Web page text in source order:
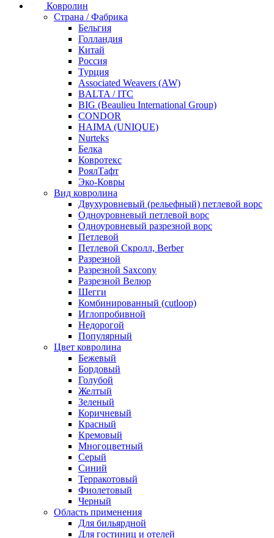
Ковролин
Страна / Фабрика
Бельгия
Голландия
Китай
Россия
Турция
Associated Weavers (AW)
BALTA / ITC
BIG (Beaulieu International Group)
CONDOR
HAIMA (UNIQUE)
Nurteks
Белка
Ковротекс
РоялТафт
Эко-Ковры
Вид ковролина
Двухуровневый (рельефный) петлевой ворс
Одноуровневый петлевой ворс
Одноуровневый разрезной ворс
Петлевой
Петлевой Скролл, Berber
Разрезной
Разрезной Saxcony
Разрезной Велюр
Шегги
Комбинированный (cutloop)
Иглопробивной
Недорогой
Популярный
Цвет ковролина
Бежевый
Бордовый
Голубой
Желтый
Зеленый
Коричневый
Красный
Кремовый
Многоцветный
Серый
Синий
Терракотовый
Фиолетовый
Черный
Область применения
Для бильярдной
Для гостиниц и отелей